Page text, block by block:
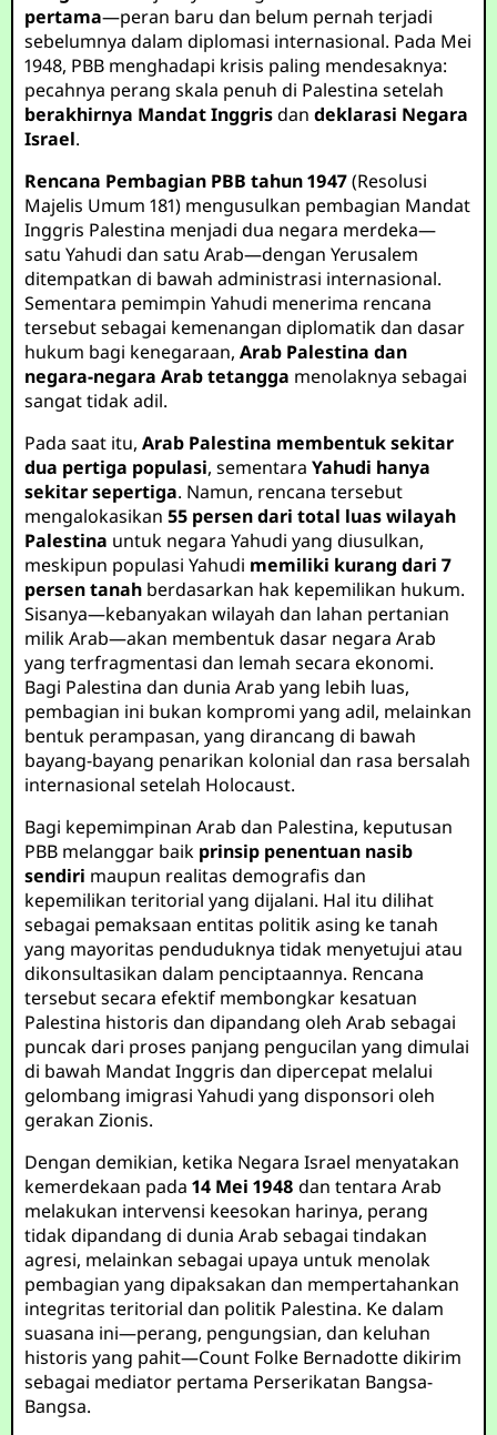
pertama—peran baru dan belum pernah terjadi
sebelumnya dalam diplomasi internasional. Pada Mei
1948, PBB menghadapi krisis paling mendesaknya:
pecahnya perang skala penuh di Palestina setelah
berakhirnya Mandat Inggrisdandeklarasi Negara
Israel.
Rencana Pembagian PBB tahun 1947(Resolusi
Majelis Umum 181) mengusulkan pembagian Mandat
Inggris Palestina menjadi dua negara merdeka—
satu Yahudi dan satu Arab—dengan Yerusalem
ditempatkan di bawah administrasi internasional.
Sementara pemimpin Yahudi menerima rencana
tersebut sebagai kemenangan diplomatik dan dasar
hukum bagi kenegaraan,Arab Palestina dan
negara-negara Arab tetangga menolaknya sebagai
sangat tidak adil.
Pada saat itu,Arab Palestina membentuk sekitar
dua pertiga populasi, sementaraYahudi hanya
sekitar sepertiga. Namun, rencana tersebut
mengalokasikan55 persen dari total luas wilayah
Palestina untuk negara Yahudi yang diusulkan,
meskipun populasi Yahudi memiliki kurang dari 7
persen tanah berdasarkan hak kepemilikan hukum.
Sisanya—kebanyakan wilayah dan lahan pertanian
milik Arab—akan membentuk dasar negara Arab
yang terfragmentasi dan lemah secara ekonomi.
Bagi Palestina dan dunia Arab yang lebih luas,
pembagian ini bukan kompromi yang adil, melainkan
bentuk perampasan, yang dirancang di bawah
bayang-bayang penarikan kolonial dan rasa bersalah
internasional setelah Holocaust.
Bagi kepemimpinan Arab dan Palestina, keputusan
PBB melanggar baik prinsip penentuan nasib
sendiri maupun realitas demografis dan
kepemilikan teritorial yang dijalani. Hal itu dilihat
sebagai pemaksaan entitas politik asing ke tanah
yang mayoritas penduduknya tidak menyetujui atau
dikonsultasikan dalam penciptaannya. Rencana
tersebut secara efektif membongkar kesatuan
Palestina historis dan dipandang oleh Arab sebagai
puncak dari proses panjang pengucilan yang dimulai
di bawah Mandat Inggris dan dipercepat melalui
gelombang imigrasi Yahudi yang disponsori oleh
gerakan Zionis.
Dengan demikian, ketika Negara Israel menyatakan
kemerdekaan pada14 Mei 1948 dan tentara Arab
melakukan intervensi keesokan harinya, perang
tidak dipandang di dunia Arab sebagai tindakan
agresi, melainkan sebagai upaya untuk menolak
pembagian yang dipaksakan dan mempertahankan
integritas teritorial dan politik Palestina. Ke dalam
suasana ini—perang, pengungsian, dan keluhan
historis yang pahit—Count Folke Bernadotte dikirim
sebagai mediator pertama Perserikatan Bangsa-
Bangsa.